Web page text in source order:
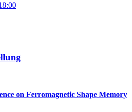
on Ferromagnetic Shape Memory